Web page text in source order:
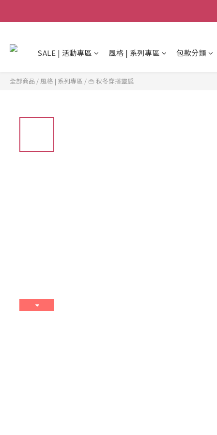
SALE | 活動專區 風格 | 系列專區 包款分類
全部商品 / 風格 | 系列專區 / 👜 秋冬穿搭靈感